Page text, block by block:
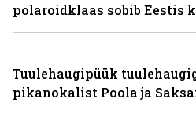
polaroidklaas sobib Eestis
Tuulehaugipüük
pikanokalist Poola ja